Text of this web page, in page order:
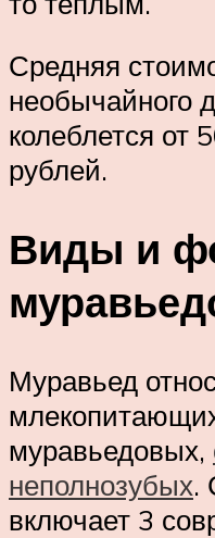
Средняя
необычайного
колеблется от
рублей.
Виды и
Муравьед
муравьедовых,
неполнозубых.
включает 3